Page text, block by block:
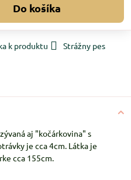
Do košíka
k produktu
Strážny pes
aj "kočárkovina" s
je cca 4cm. Látka je
cca 155cm.